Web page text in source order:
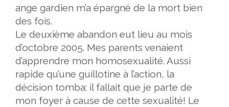
ange gardien m’a épargné de la mort bien
des fois.
Le deuxième abandon eut lieu au mois
d’octobre 2005. Mes parents venaient
d’apprendre mon homosexualité. Aussi
rapide qu’une guillotine à l’action, la
décision tomba: il fallait que je parte de
mon foyer à cause de cette sexualité! Le